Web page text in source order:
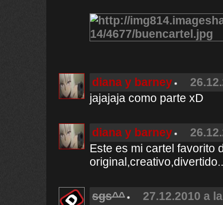
diana y barney
jajajaja como parte xD
diana y barney
Este es mi cartel favorito
sgs^^
27.12.2010 a